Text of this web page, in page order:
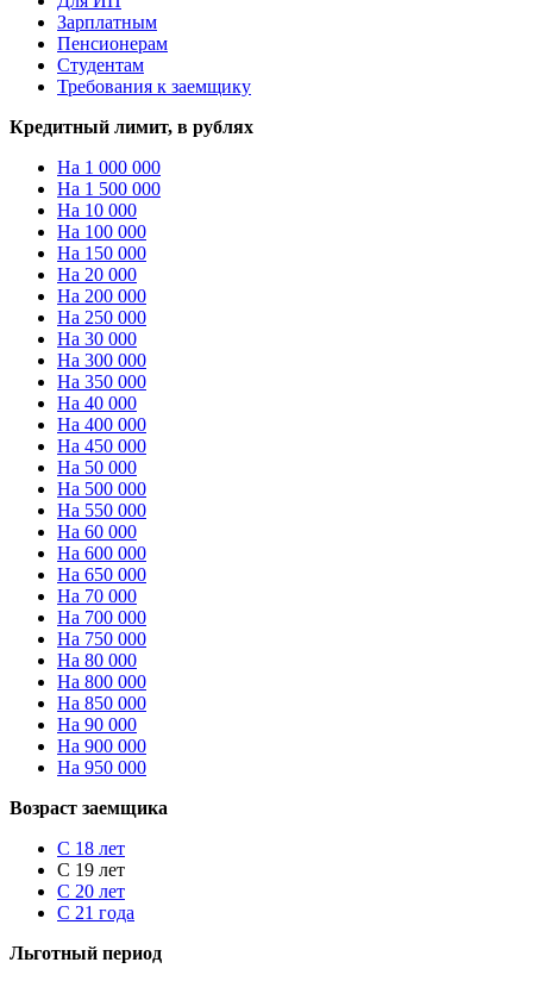
Зарплатным
Пенсионерам
Студентам
Требования к заемщику
Кредитный лимит, в рублях
На 1 000 000
На 1 500 000
На 10 000
На 100 000
На 150 000
На 20 000
На 200 000
На 250 000
На 30 000
На 300 000
На 350 000
На 40 000
На 400 000
На 450 000
На 50 000
На 500 000
На 550 000
На 60 000
На 600 000
На 650 000
На 70 000
На 700 000
На 750 000
На 80 000
На 800 000
На 850 000
На 90 000
На 900 000
На 950 000
Возраст заемщика
С 18 лет
С 19 лет
С 20 лет
С 21 года
Льготный период